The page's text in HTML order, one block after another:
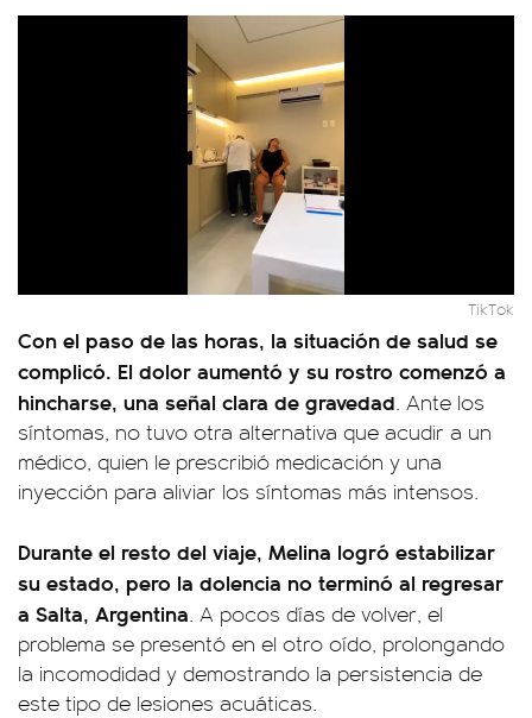
TikTok
Con el paso de las horas, la situación de salud se
complicó. El dolor aumentó y su rostro comenzó a
hincharse, una señal clara de gravedad . Ante los
síntomas, no tuvo otra alternativa que acudir a un
médico, quien le prescribió medicación y una
inyección para aliviar los síntomas más intensos.
Durante el resto del viaje, Melina logró estabilizar
su estado, pero la dolencia no terminó al regresar
a Salta, Argentina . A pocos días de volver, el
problema se presentó en el otro oído, prolongando
la incomodidad y demostrando la persistencia de
este tipo de lesiones acuáticas.